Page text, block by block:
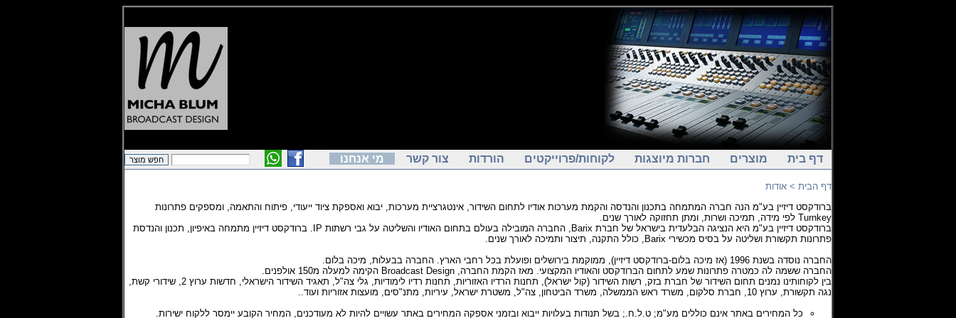
דף בית מוצרים חברות מיוצגות לקוחות/פרוייקטים הורדות צור קשר מי אנחנו
דף הבית > אודות
ברודקסט דיזיין בע"מ הנה חברה המתמחה בתכנון והנדסה והקמת מערכות אודיו לתחום השידור, אינטגרציית מערכות, יבוא ואספקת ציוד ייעודי, פיתוח והתאמה, ומספקים פתרונות
Turnkey לפי מידה, תמיכה ושרות, ומתן תחזוקה לאורך שנים.
ברודקסט דיזיין בע"מ היא הנציגה הבלעדית בישראל של חברת Barix, החברה המובילה בעולם בתחום האודיו והשליטה על גבי רשתות IP. ברודקסט דיזיין מתמחה באיפיון, תכנון והנדסת
פתרונות תקשורת ושליטה על בסיס מכשירי Barix, כולל התקנה, תיצור ותמיכה לאורך שנים.
החברה נוסדה בשנת 1996 (אז מיכה בלום-ברודקסט דיזיין), ממוקמת בירושלים ופועלת בכל רחבי הארץ. החברה בבעלות, מיכה בלום.
החברה ששמה לה כמטרה פתרונות שמע לתחום הברודקסט והאודיו המקצועי. מאז הקמת החברה, Broadcast Design הקימה למעלה מ150 אולפנים.
בין לקוחותינו נמנים תחום השידור של חברת בזק, רשות השידור (קול ישראל), תחנות הרדיו האזוריות, תחנות רדיו לימודיות, גלי צה"ל, תאגיד השידור הישראלי, חדשות ערוץ 2, שידורי קשת,
נגה תקשורת, ערוץ 10, חברת סלקום, משרד ראש הממשלה, משרד הביטחון, צה"ל, משטרת ישראל, עיריות, מתנ"סים, מועצות אזוריות ועוד..
כל המחירים באתר אינם כוללים מע"מ; ט.ל.ח.; בשל תנודות בעלויות ייבוא ובזמני אספקה המחירים באתר עשויים להיות לא מעודכנים, המחיר הקובע יימסר ללקוח ישירות.